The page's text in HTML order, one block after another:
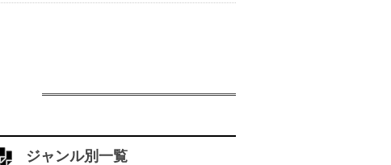
ジャンル別一覧